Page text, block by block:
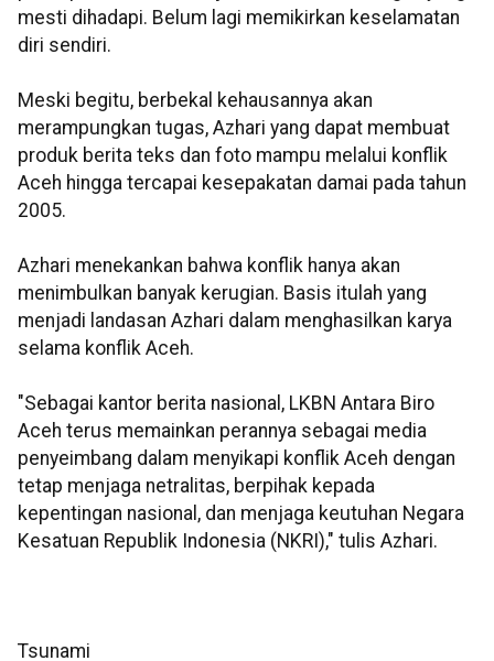
mesti dihadapi. Belum lagi memikirkan keselamatan
diri sendiri.
Meski begitu, berbekal kehausannya akan
merampungkan tugas, Azhari yang dapat membuat
produk berita teks dan foto mampu melalui konflik
Aceh hingga tercapai kesepakatan damai pada tahun
2005.
Azhari menekankan bahwa konflik hanya akan
menimbulkan banyak kerugian. Basis itulah yang
menjadi landasan Azhari dalam menghasilkan karya
selama konflik Aceh.
"Sebagai kantor berita nasional, LKBN Antara Biro
Aceh terus memainkan perannya sebagai media
penyeimbang dalam menyikapi konflik Aceh dengan
tetap menjaga netralitas, berpihak kepada
kepentingan nasional, dan menjaga keutuhan Negara
Kesatuan Republik Indonesia (NKRI)," tulis Azhari.
Tsunami